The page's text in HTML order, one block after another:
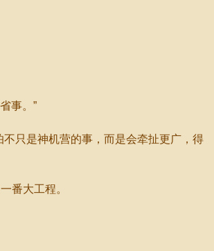
事。”
只是神机营的事，而是会牵扯更广，得
番大工程。